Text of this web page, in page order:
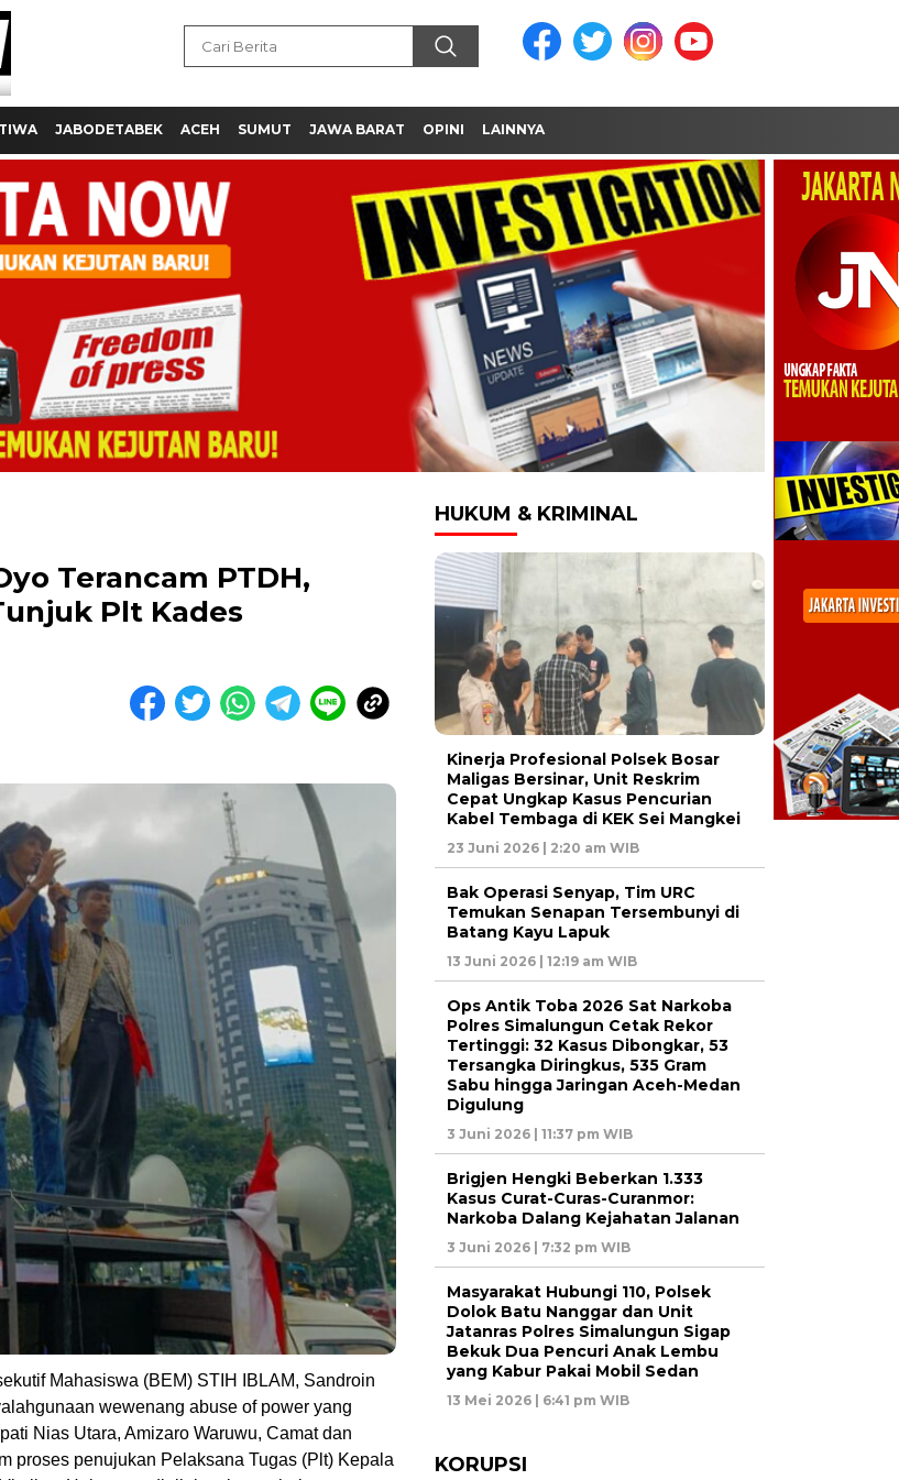
JABODETABEK ACEH SUMUT JAWA BARAT OPINI LAINNYA
Terancam PTDH,
Plt Kades
Mahasiswa (BEM) STIH IBLAM, Sandroin
wewenang abuse of power yang
Nias Utara, Amizaro Waruwu, Camat dan
proses penujukan Pelaksana Tugas (Plt) Kepala
HUKUM & KRIMINAL
Kinerja Profesional Polsek Bosar
Maligas Bersinar, Unit Reskrim
Cepat Ungkap Kasus Pencurian
Kabel Tembaga di KEK Sei Mangkei
23 Juni 2026 | 2:20 am WIB
Bak Operasi Senyap, Tim URC
Temukan Senapan Tersembunyi di
Batang Kayu Lapuk
13 Juni 2026 | 12:19 am WIB
Ops Antik Toba 2026 Sat Narkoba
Polres Simalungun Cetak Rekor
Tertinggi: 32 Kasus Dibongkar, 53
Tersangka Diringkus, 535 Gram
Sabu hingga Jaringan Aceh-Medan
Digulung
3 Juni 2026 | 11:37 pm WIB
Brigjen Hengki Beberkan 1.333
Kasus Curat-Curas-Curanmor:
Narkoba Dalang Kejahatan Jalanan
3 Juni 2026 | 7:32 pm WIB
Masyarakat Hubungi 110, Polsek
Dolok Batu Nanggar dan Unit
Jatanras Polres Simalungun Sigap
Bekuk Dua Pencuri Anak Lembu
yang Kabur Pakai Mobil Sedan
13 Mei 2026 | 6:41 pm WIB
KORUPSI